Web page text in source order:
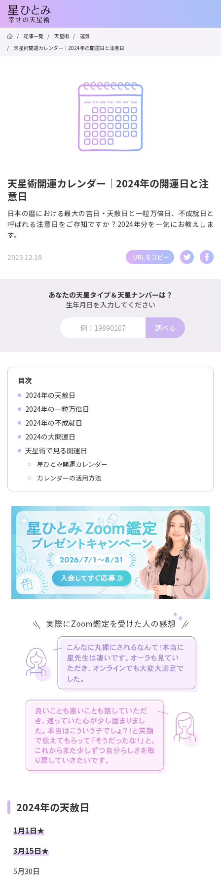
/ 記事一覧 / 天星術 /
運気
/
天星術開運カレンダー｜2024年の開運日と注意日
天星術開運カレンダー｜2024年の開運日と注
意日
日本の暦における最大の吉日・天赦日と一粒万倍日、不成就日と
呼ばれる注意日をご存知ですか？2024年分を一気にお教えしま
す。
2023.12.18
あなたの天星タイプ＆天星ナンバーは？
生年月日を入力してください
調べる
目次
2024年の天赦日
2024年の一粒万倍日
2024年の不成就日
2024の大開運日
天星術で見る開運日
星ひとみ開運カレンダー
カレンダーの活用方法
2024年の天赦日
1月1日★
3月15日★
5月30日